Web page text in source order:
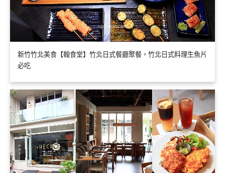
新竹竹北美食【翰食堂】竹北日式餐廳聚餐，竹北日式料理生魚片
必吃